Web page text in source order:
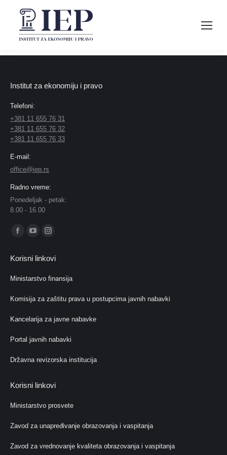
Institut za ekonomiju i pravo
Telefoni:
+381 11 655 76 31
+381 11 655 76 32
+381 11 655 76 33
E-mail:
office@iep.rs
Radno vreme:
Ponedeljak - petak:
8.00 - 16.00
Find us on:
Facebook
opens
in
window
YouTube
opens
in
window
Instagram
opens
in
window
Korisni linkovi
Ministarstvo finansija
Komisija za zaštitu prava u postupcima javnih nabavki
Kancelarija za javne nabavke
Portal javnih nabavki
Državna revizorska institucija
Korisni linkovi
Ministarstvo prosvete
Zavod za unapređivanje obrazovanja i vaspitanja
Zavod za vrednovanje kvaliteta obrazovanja i vaspitanja